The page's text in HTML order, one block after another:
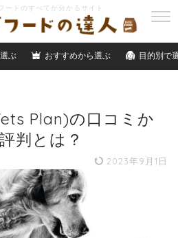
ぶ おすすめから選ぶ 目的別で
Plan)の口コミか
判とは？
2023年9月1日